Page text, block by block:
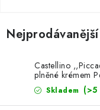
SUŠENÉ OVOCE /
SEMENA A
SEMÍNKO - HNĚDÉ
Nejprodávanější
Castellino
plněné krémem
Skladem (>5